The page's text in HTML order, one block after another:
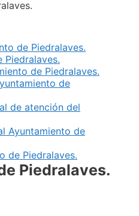
de Piedralaves.
Piedralaves.
de Piedralaves.
de
de atención del
Ayuntamiento de
de Piedralaves.
Piedralaves.